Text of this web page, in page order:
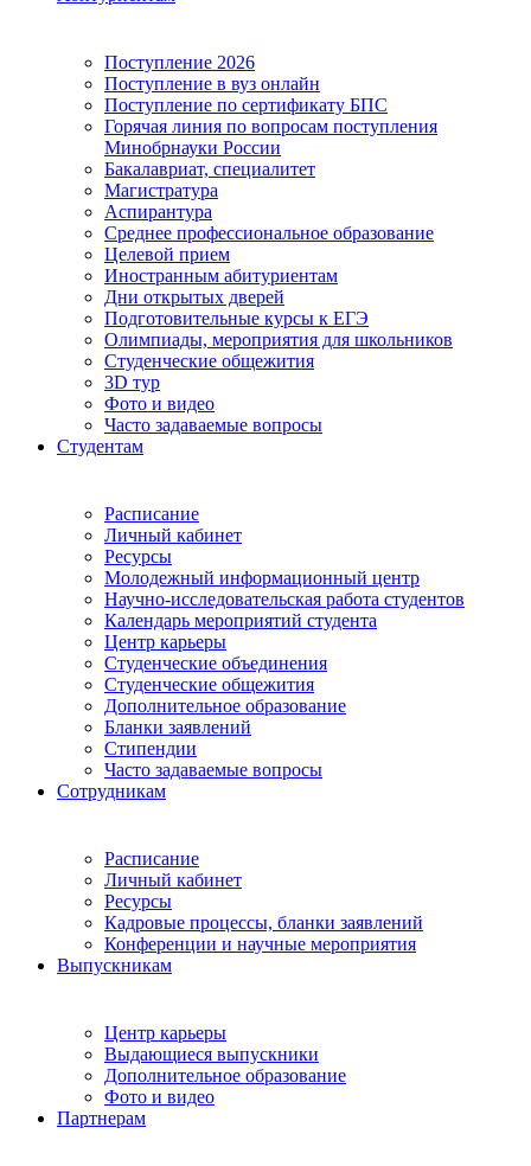
Поступление 2026
Поступление в вуз онлайн
Поступление по сертификату БПС
Горячая линия по вопросам поступления
Минобрнауки России
Бакалавриат, специалитет
Магистратура
Аспирантура
Среднее профессиональное образование
Целевой прием
Иностранным абитуриентам
Дни открытых дверей
Подготовительные курсы к ЕГЭ
Олимпиады, мероприятия для школьников
Студенческие общежития
3D тур
Фото и видео
Часто задаваемые вопросы
Студентам
Расписание
Личный кабинет
Ресурсы
Молодежный информационный центр
Научно-исследовательская работа студентов
Календарь мероприятий студента
Центр карьеры
Студенческие объединения
Студенческие общежития
Дополнительное образование
Бланки заявлений
Стипендии
Часто задаваемые вопросы
Сотрудникам
Расписание
Личный кабинет
Ресурсы
Кадровые процессы, бланки заявлений
Конференции и научные мероприятия
Выпускникам
Центр карьеры
Выдающиеся выпускники
Дополнительное образование
Фото и видео
Партнерам